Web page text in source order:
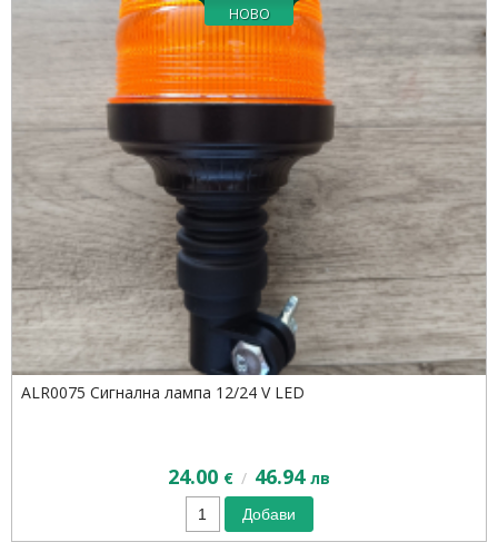
ALR0075 Сигнална лампа 12/24 V LED
24.00 € / 46.94 лв
Добави